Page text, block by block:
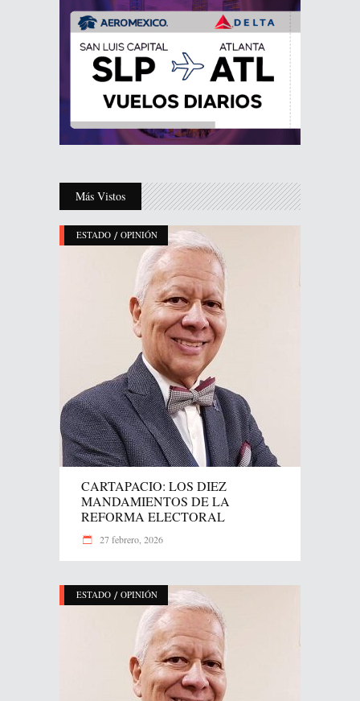
Más Vistos
ESTADO / OPINIÓN
CARTAPACIO: LOS DIEZ
MANDAMIENTOS DE LA
REFORMA ELECTORAL
27 febrero, 2026
ESTADO / OPINIÓN